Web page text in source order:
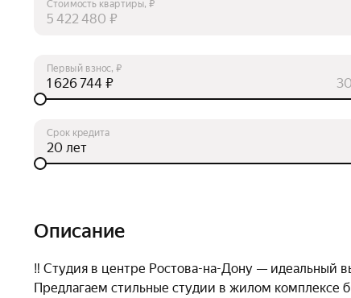
Стоимость квартиры, ₽
₽
Первый взнос, ₽
₽
Срок кредита
лет
Описание
‼️ Студия в центре Ростова-на-Дону — идеальный
Предлагаем стильные студии в жилом комплексе